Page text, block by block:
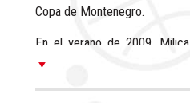
Copa de Montenegro.
En el verano de 2009,
Campeonato de Europa U20
rebotes por partido con un